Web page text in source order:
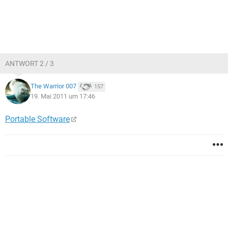
ANTWORT 2 / 3
The Warrior 007 157
19. Mai 2011 um 17:46
Portable Software